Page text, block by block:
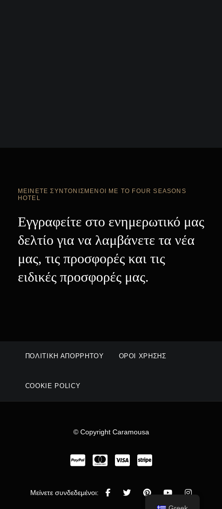
ΜΕΊΝΕΤΕ ΣΥΝΤΟΝΙΣΜΈΝΟΙ ΜΕ ΤΟ FOUR SEASONS
HOTEL
Εγγραφείτε στο ενημερωτικό μας
δελτίο για να λαμβάνετε τα νέα
μας, τις προσφορές και τις
ειδικές προσφορές μας.
ΠΟΛΙΤΙΚΉ ΑΠΟΡΡΉΤΟΥ ΌΡΟΙ ΧΡΉΣΗΣ
COOKIE POLICY
© Copyright Caramousa
Μείνετε συνδεδεμένοι: